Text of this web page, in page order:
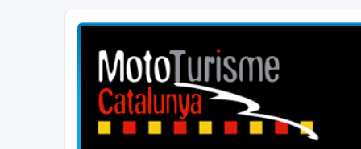
Mototurisme
Turisme en moto en català